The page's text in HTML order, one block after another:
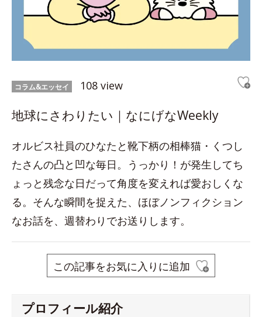
コラム&エッセイ 108 view
地球にさわりたい｜なにげなWeekly
オルビス社員のひなたと靴下柄の相棒猫・くつし
たさんの凸と凹な毎日。うっかり！が発生してち
ょっと残念な日だって角度を変えれば愛おしくな
る。そんな瞬間を捉えた、ほぼノンフィクション
なお話を、週替わりでお送りします。
この記事をお気に入りに追加
プロフィール紹介